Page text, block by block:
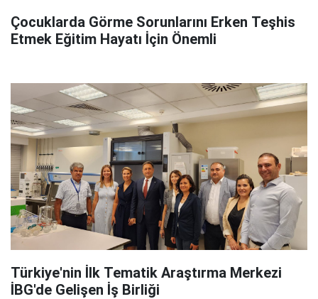
Çocuklarda Görme Sorunlarını Erken Teşhis
Etmek Eğitim Hayatı İçin Önemli
Türkiye'nin İlk Tematik Araştırma Merkezi
İBG'de Gelişen İş Birliği